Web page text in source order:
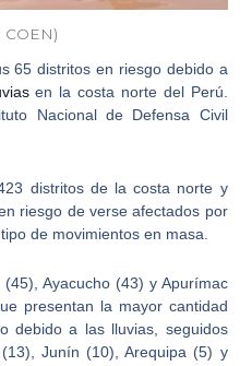
COEN)
65 distritos en riesgodebido a
en la costa norte del Perú.
Nacional de Defensa Civil
distritos de la costa norte y
riesgo de verse afectados por
de movimientos en masa.
(45), Ayacucho (43) y Apurímac
presentan la mayor cantidad
debido a las lluvias, seguidos
(13), Junín (10), Arequipa (5) y